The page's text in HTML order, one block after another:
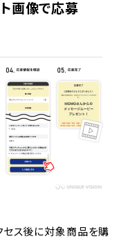
画像で応募
セス後に対象商品を購